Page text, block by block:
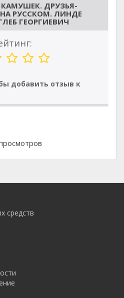
ДРУЗЬЯ-
РУССКОМ. ЛИНДЕ
ГЕОРГИЕВИЧ
добавить отзыв к
средств